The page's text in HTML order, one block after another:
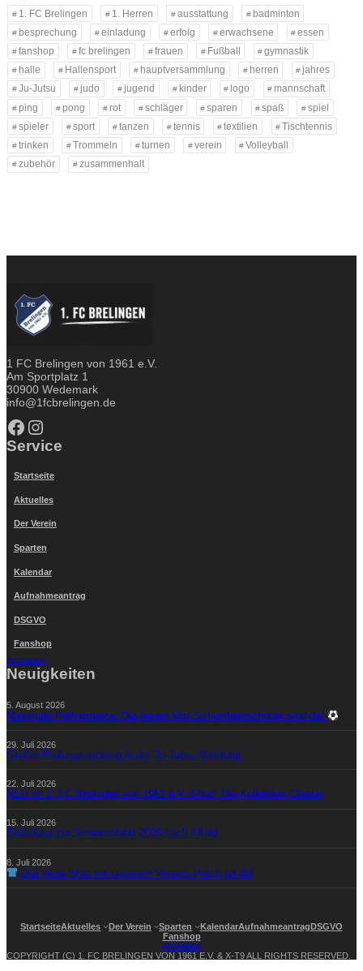
1. FC Brelingen 1. Herren ausstattung
badminton
besprechung
einladung erfolg erwachsene
essen
fanshop
fc brelingen frauen Fußball
gymnastik
halle
Hallensport hauptversammlung herren
jahres
Ju-Jutsu
judo jugend kinder logo
mannschaft
ping
pong rot schläger sparen spaß
spiel
spieler
sport tanzen tennis textilien
Tischtennis
trinken
Trommeln turnen verein
Volleyball
zubehör
zusammenhalt
1 FC Brelingen von 1961 e.V.
Am Sportplatz 1
30900 Wedemark
info@1fcbrelingen.de
Facebook Instagram
Service
Startseite
Aktuelles
Der Verein
Sparten
Kalendar
Aufnahmeantrag
DSGVO
Fanshop
Anmelden
Neuigkeiten
5. August 2026
Maximale Performance: Die neuen Mini Schienbeinschoner sind da!
29. Juli 2026
Großer Prüfungsandrang in der Ju-Jutsu Abteilung
22. Juli 2026
NEU im 1. FC Brelingen von 1961 e.V.-Shop: Die Kollektion Classic
15. Juli 2026
Einladung zur Seniorenfahrt 2026 nach Alfeld
8. Juli 2026
Das neue Shirt mit unserem Vereins-Patch ist da!
StartseiteAktuelles Der Verein Sparten KalendarAufnahmeantragDSGVO
Fanshop
Anmelden
COPYRIGHT (C) 1. FC BRELINGEN VON 1961 E.V. & X-T9 ALL RIGHTS RESERVED.